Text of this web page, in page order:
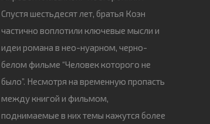
Спустя шестьдесят лет, братья Коэн
частично воплотили ключевые мысли и
идеи романа в нео-нуарном, черно-
белом фильме “Человек которого не
было”. Несмотря на временную пропасть
между книгой и фильмом,
поднимаемые в них темы кажутся более